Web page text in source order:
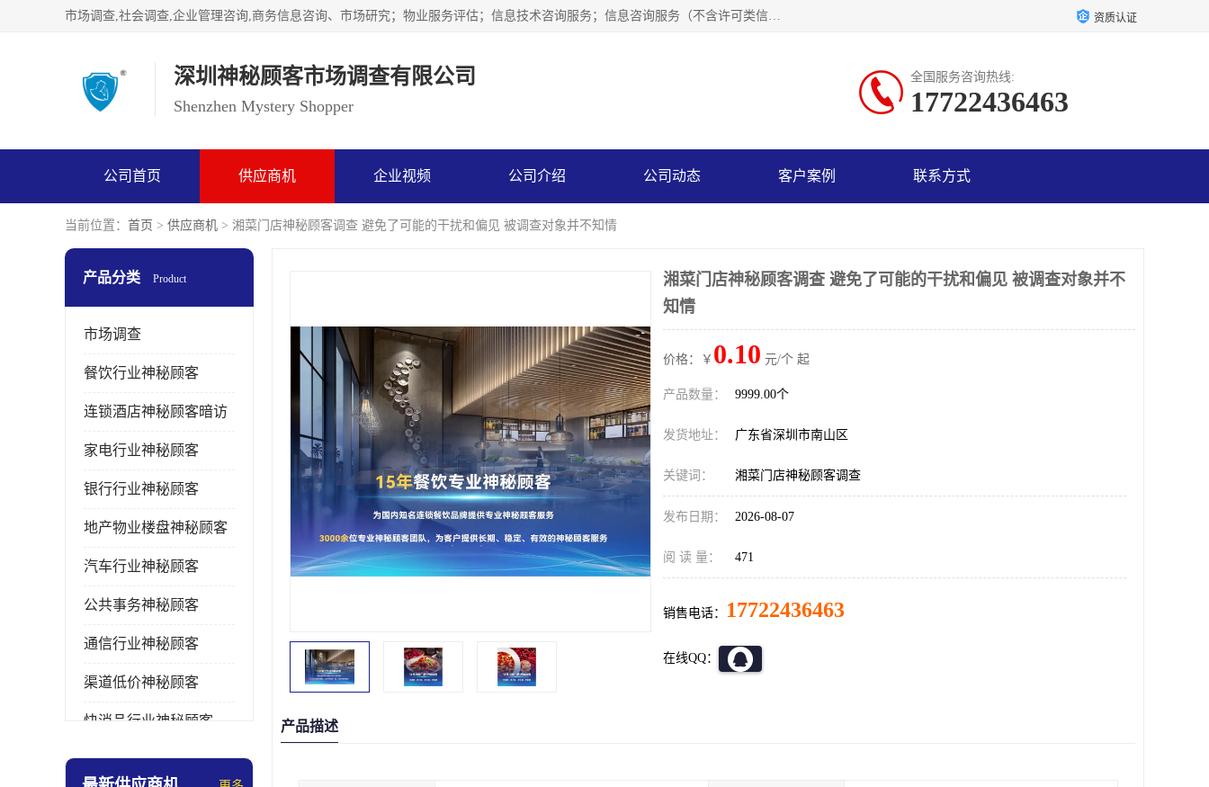
市场调查,社会调查,企业管理咨询,商务信息咨询、市场研究；物业服务评估；信息技术咨询服务；信息咨询服务（不含许可类信息咨询服务）；社会经济咨询服务；技术服务、技术开发、技术咨询、技术交流、技术转让、技术推广；企业信用调查和评估。 资质认证
深圳神秘顾客市场调查有限公司
Shenzhen Mystery Shopper
全国服务咨询热线:
17722436463
公司首页 供应商机 企业视频 公司介绍 公司动态 客户案例 联系方式
当前位置： 首页 > 供应商机 > 湘菜门店神秘顾客调查 避免了可能的干扰和偏见 被调查对象并不知情
产品分类 Product
市场调查
餐饮行业神秘顾客
连锁酒店神秘顾客暗访
家电行业神秘顾客
银行行业神秘顾客
地产物业楼盘神秘顾客
汽车行业神秘顾客
公共事务神秘顾客
通信行业神秘顾客
渠道低价神秘顾客
快消品行业神秘顾客
医疗行业神秘顾客
湘菜门店神秘顾客调查 避免了可能的干扰和偏见 被调查对象并不
知情
价格：￥ 0.10 元/个 起
产品数量： 9999.00个
发货地址： 广东省深圳市南山区
关键词： 湘菜门店神秘顾客调查
发布日期： 2026-08-07
阅 读 量： 471
销售电话： 17722436463
在线QQ：
产品描述